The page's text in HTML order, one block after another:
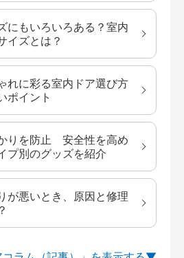
にもいろいろある？室内
イズとは？
れに彩る室内ドア選び方
ポイント
りを防止 安全性を高め
プ別のグッズを紹介
が悪いとき、原因と修理